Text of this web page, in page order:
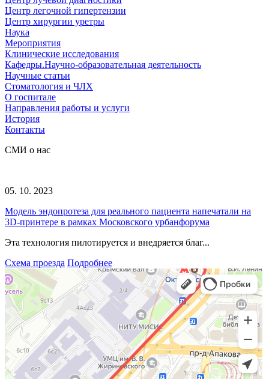
Центр легочной гипертензии
Центр хирургии уретры
Наука
Мероприятия
Клинические исследования
Кафедры.Научно-образовательная деятельность
Научные статьи
Стоматология и ЧЛХ
О госпитале
Направления работы и услуги
История
Контакты
СМИ о нас
05. 10. 2023
Модель эндопротеза для реального пациента напечатали на
3D-принтере в рамках Московского урбанфорума
Эта технология пилотируется и внедряется благ...
Схема проезда Подробнее